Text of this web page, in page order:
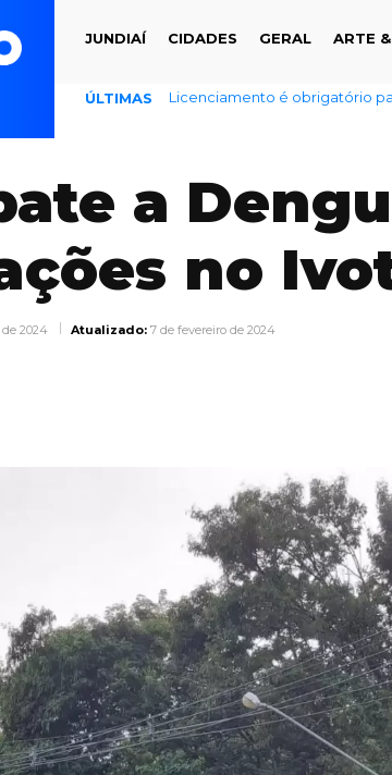
JUNDIAÍ CIDADES GERAL ARTE
ÚLTIMAS Endividamento das famílias
Licenciamento é obrigatório
a
no
2024 Atualizado: 7 de fevereiro de 2024